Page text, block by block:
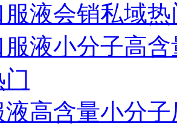
服液会销私域
服液小分子高
高含量小分